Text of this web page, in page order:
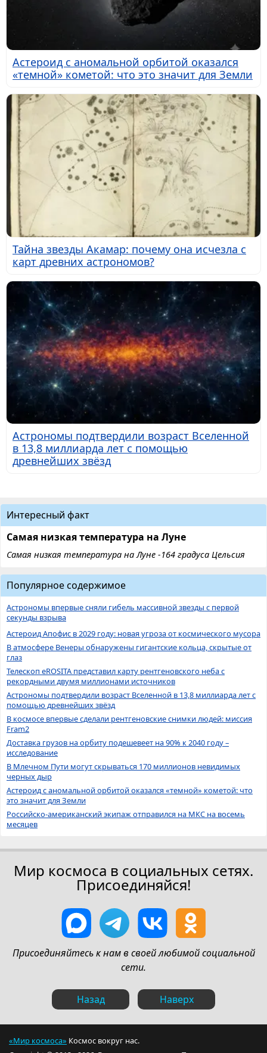
Астероид с аномальной орбитой оказался
«темной» кометой: что это значит для Земли
Тайна звезды Акамар: почему она исчезла с
карт древних астрономов?
Астрономы подтвердили возраст Вселенной
в 13,8 миллиарда лет с помощью
древнейших звёзд
Интересный факт
Самая низкая температура на Луне
Самая низкая температура на Луне -164 градуса Цельсия
Популярное содержимое
Астрономы впервые сняли гибель массивной звезды с первой
секунды взрыва
Астероид Апофис в 2029 году: новая угроза от космического мусора
В атмосфере Венеры обнаружены гигантские кольца, скрытые от
глаз
Телескоп eROSITA представил карту рентгеновского неба с
рекордными двумя миллионами источников
Астрономы подтвердили возраст Вселенной в 13,8 миллиарда лет с
помощью древнейших звёзд
В космосе впервые сделали рентгеновские снимки людей: миссия
Fram2
Доставка грузов на орбиту подешевеет на 90% к 2040 году –
исследование
В Млечном Пути могут скрываться 170 миллионов невидимых
черных дыр
Астероид с аномальной орбитой оказался «темной» кометой: что
это значит для Земли
Российско-американский экипаж отправился на МКС на восемь
месяцев
Мир космоса в социальных сетях.
Присоединяйся!
Присоединяйтесь к нам в своей любимой социальной
сети.
Назад Наверх
«Мир космоса» Космос вокруг нас.